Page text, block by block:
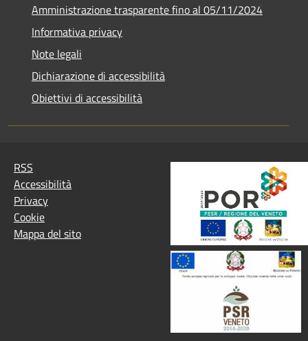
Amministrazione trasparente fino al 05/11/2024
Informativa privacy
Note legali
Dichiarazione di accessibilità
Obiettivi di accessibilità
RSS
Accessibilità
Privacy
Cookie
Mappa del sito